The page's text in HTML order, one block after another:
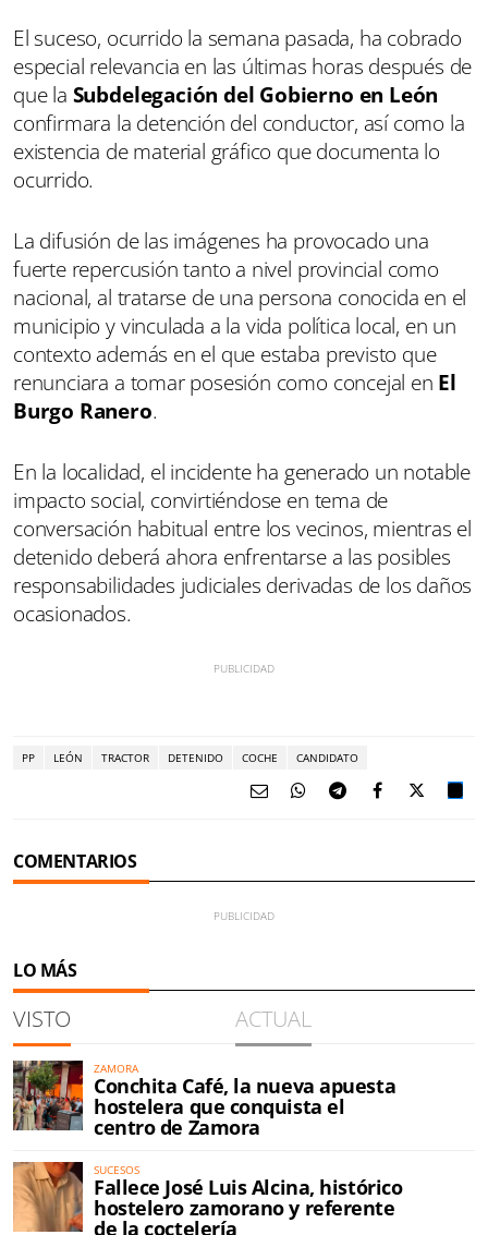
El suceso, ocurrido la semana pasada, ha cobrado
especial relevancia en las últimas horas después de
que la Subdelegación del Gobierno en León
confirmara la detención del conductor, así como la
existencia de material gráfico que documenta lo
ocurrido.
La difusión de las imágenes ha provocado una
fuerte repercusión tanto a nivel provincial como
nacional, al tratarse de una persona conocida en el
municipio y vinculada a la vida política local, en un
contexto además en el que estaba previsto que
renunciara a tomar posesión como concejal en El
Burgo Ranero.
En la localidad, el incidente ha generado un notable
impacto social, convirtiéndose en tema de
conversación habitual entre los vecinos, mientras el
detenido deberá ahora enfrentarse a las posibles
responsabilidades judiciales derivadas de los daños
ocasionados.
PP LEÓN TRACTOR DETENIDO COCHE CANDIDATO
COMENTARIOS
LO MÁS
VISTO ACTUAL
ZAMORA
Conchita Café, la nueva apuesta
hostelera que conquista el
centro de Zamora
SUCESOS
Fallece José Luis Alcina, histórico
hostelero zamorano y referente
de la coctelería